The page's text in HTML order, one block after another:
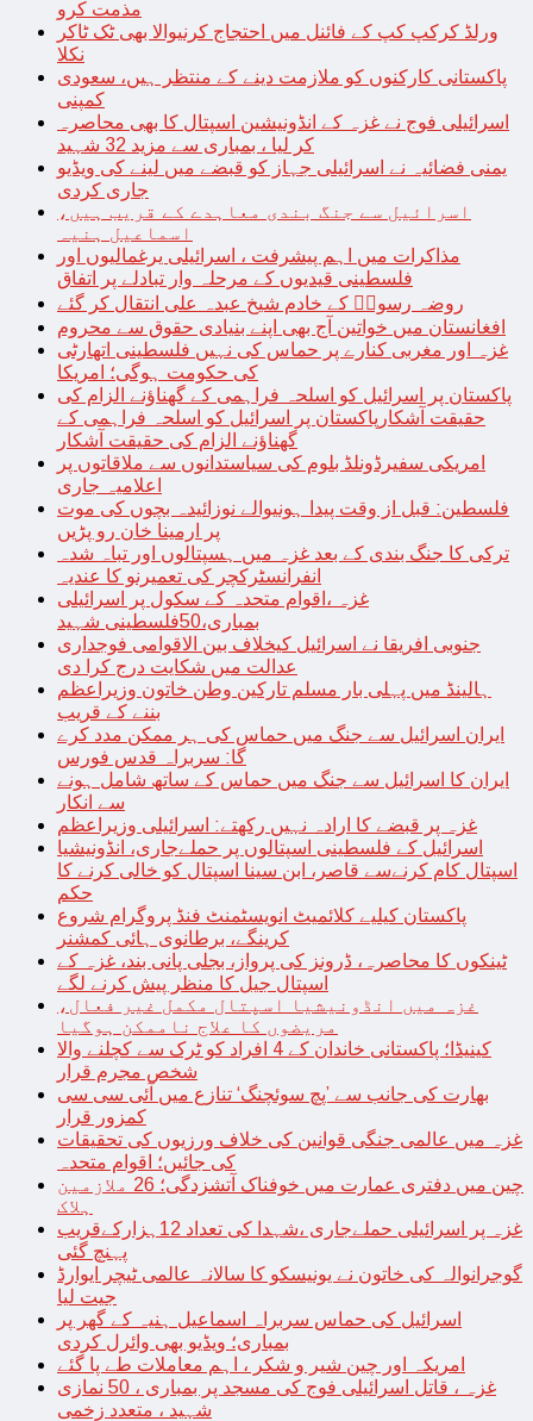
مذمت کرو
ورلڈ کرکپ کپ کے فائنل میں احتجاج کرنیوالا بھی ٹک ٹاکر
نکلا
پاکستانی کارکنوں کو ملازمت دینے کے منتظر ہیں، سعودی
کمپنی
اسرائیلی فوج نے غزہ کے انڈونیشین اسپتال کا بھی محاصرہ
کر لیا ، بمباری سے مزید 32 شہید
یمنی فضائیہ نے اسرائیلی جہاز کو قبضے میں لینے کی ویڈیو
جاری کردی
اسرائیل سے جنگ بندی معاہدے کے قریب ہیں،
اسماعیل ہنیہ
مذاکرات میں اہم پیشرفت ، اسرائیلی یرغمالیوں اور
فلسطینی قیدیوں کے مرحلہ وار تبادلے پر اتفاق
روضہ رسولؐ کے خادم شیخ عبدہ علی انتقال کر گئے
افغانستان میں خواتین آج بھی اپنے بنیادی حقوق سے محروم
غزہ اور مغربی کنارے پر حماس کی نہیں فلسطینی اتھارٹی
کی حکومت ہوگی؛ امریکا
پاکستان پر اسرائیل کو اسلحہ فراہمی کے گھناؤنے الزام کی
حقیقت آشکارپاکستان پر اسرائیل کو اسلحہ فراہمی کے
گھناؤنے الزام کی حقیقت آشکار
امریکی سفیرڈونلڈ بلوم کی سیاستدانوں سے ملاقاتوں پر
اعلامیہ جاری
فلسطین: قبل از وقت پیدا ہونیوالے نوزائیدہ بچوں کی موت
پر ارمینا خان رو پڑیں
ترکی کا جنگ بندی کے بعد غزہ میں ہسپتالوں اور تباہ شدہ
انفرانسٹرکچر کی تعمیرنو کا عندیہ
غزہ ،اقوام متحدہ کے سکول پر اسرائیلی
بمباری،50فلسطینی شہید
جنوبی افریقا نے اسرائیل کیخلاف بین الاقوامی فوجداری
عدالت میں شکایت درج کرا دی
ہالینڈ میں پہلی بار مسلم تارکین وطن خاتون وزیراعظم
بننے کے قریب
ایران اسرائیل سے جنگ میں حماس کی ہر ممکن مدد کرے
گا: سربراہ قدس فورس
ایران کا اسرائیل سے جنگ میں حماس کے ساتھ شامل ہونے
سے انکار
غزہ پر قبضے کا ارادہ نہیں رکھتے: اسرائیلی وزیراعظم
اسرائیل کے فلسطینی اسپتالوں پر حملےجاری، انڈونیشیا
اسپتال کام کرنےسے قاصر، ابن سینا اسپتال کو خالی کرنے کا
حکم
پاکستان کیلیے کلائمیٹ انویسٹمنٹ فنڈ پروگرام شروع
کرینگے، برطانوی ہائی کمشنر
ٹینکوں کا محاصرہ، ڈرونز کی پرواز، بجلی پانی بند، غزہ کے
اسپتال جیل کا منظر پیش کرنے لگے
غزہ میں انڈونیشیا اسپتال مکمل غیر فعال،
مریضوں کا علاج ناممکن ہوگیا
کینیڈا؛ پاکستانی خاندان کے 4 افراد کو ٹرک سے کچلنے والا
شخص مجرم قرار
بھارت کی جانب سے ’پچ سوئچنگ‘ تنازع میں آئی سی سی
کمزور قرار
غزہ میں عالمی جنگی قوانین کی خلاف ورزیوں کی تحقیقات
کی جائیں؛ اقوام متحدہ
چین میں دفتری عمارت میں خوفناک آتشزدگی؛ 26 ملازمین
ہلاک
غزہ پر اسرائیلی حملےجاری ،شہدا کی تعداد 12ہزارکےقریب
پہنچ گئی
گوجرانوالہ کی خاتون نے یونیسکو کا سالانہ عالمی ٹیچر ایوارڈ
جیت لیا
اسرائیل کی حماس سربراہ اسماعیل ہنیہ کے گھر پر
بمباری؛ ویڈیو بھی وائرل کردی
امریکہ اور چین شیر و شکر ، اہم معاملات طے پا گئے
غزہ ، قاتل اسرائیلی فوج کی مسجد پر بمباری ، 50 نمازی
شہید ، متعدد زخمی